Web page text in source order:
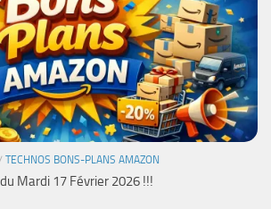
TECHNOS BONS-PLANS AMAZON
Mardi 17 Février 2026 !!!